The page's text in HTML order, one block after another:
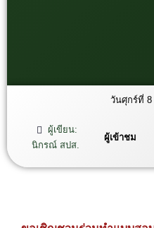
วันศุกร์ที่ 8
ผู้เขียน:
นิกรณ์ สปส.
ผู้เข้าชม